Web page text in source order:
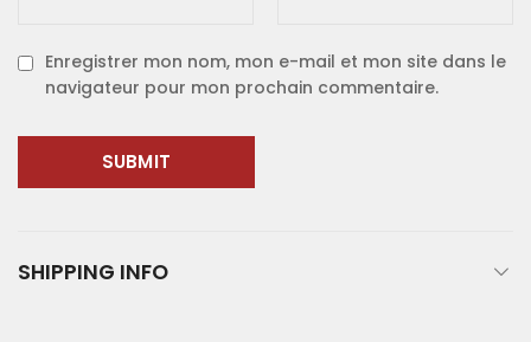
Enregistrer mon nom, mon e-mail et mon site dans le
navigateur pour mon prochain commentaire.
SHIPPING INFO